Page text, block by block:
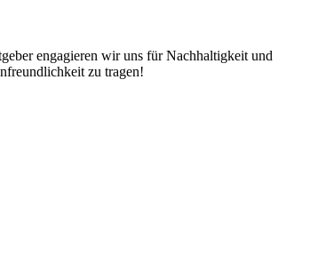
engagieren wir uns für Nachhaltigkeit und
zu tragen!